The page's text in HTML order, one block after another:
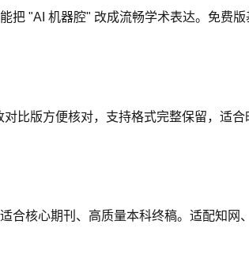
把 "AI 机器腔" 改成流畅学术表达。免费
比版方便核对，支持格式完整保留，适
合核心期刊、高质量本科终稿。适配知网